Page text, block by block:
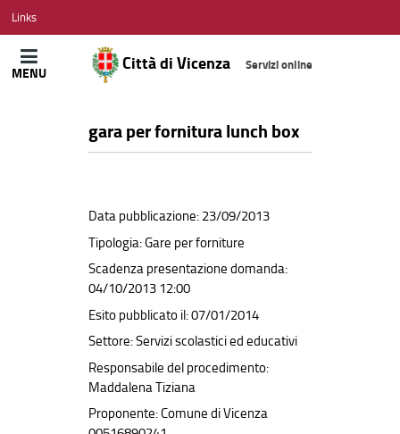
CITTÀ
DI
VICENZA
Links
Città di Vicenza Servizi online
MENU
gara per fornitura lunch box
Data pubblicazione: 23/09/2013
Tipologia: Gare per forniture
Scadenza presentazione domanda:
04/10/2013 12:00
Esito pubblicato il: 07/01/2014
Settore: Servizi scolastici ed educativi
Responsabile del procedimento:
Maddalena Tiziana
Proponente: Comune di Vicenza